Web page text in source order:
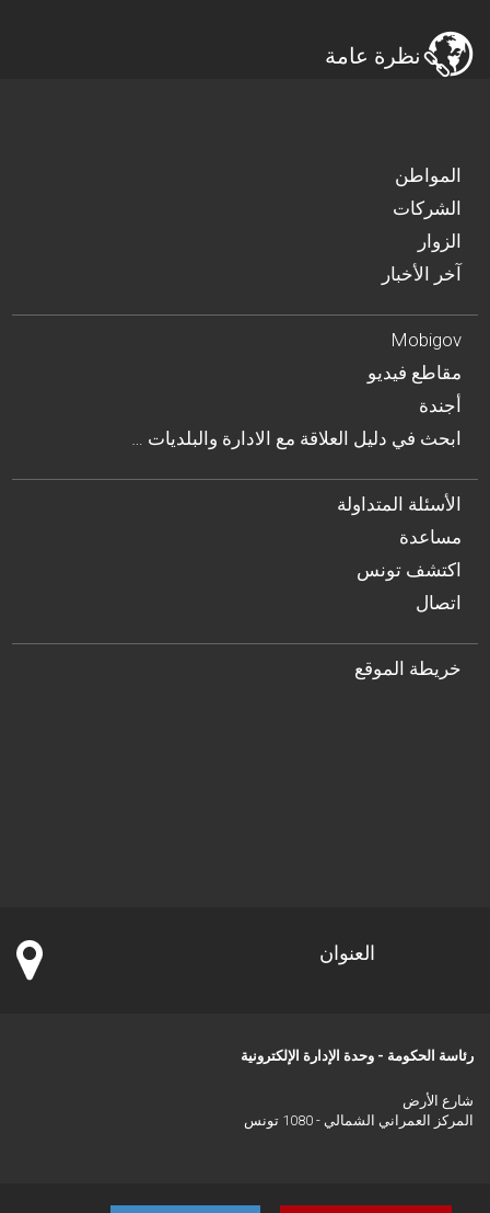
نظرة عامة
المواطن
الشركات
الزوار
آخر الأخبار
Mobigov
مقاطع فيديو
أجندة
… ابحث في دليل العلاقة مع الادارة والبلديات
الأسئلة المتداولة
مساعدة
اكتشف تونس
اتصال
خريطة الموقع
العنوان
رئاسة الحكومة - وحدة الإدارة الإلكترونية
شارع الأرض
المركز العمراني الشمالي - 1080 تونس